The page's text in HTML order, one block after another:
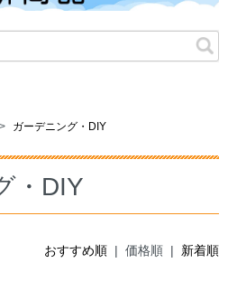
> ガーデニング・DIY
・DIY
おすすめ順 | 価格順 | 新着順